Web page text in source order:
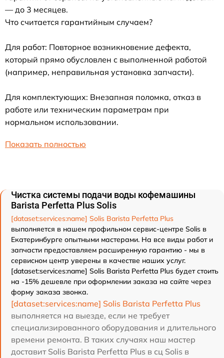
— до 3 месяцев.
Что считается гарантийным случаем?
Для работ: Повторное возникновение дефекта,
который прямо обусловлен с выполненной работой
(например, неправильная установка запчасти).
Для комплектующих: Внезапная поломка, отказ в
работе или техническим параметрам при
нормальном использовании.
Показать полностью
Чистка системы подачи воды кофемашины
Barista Perfetta Plus Solis
[dataset:services:name] Solis Barista Perfetta Plus
выполняется в нашем профильном сервис-центре Solis в
Екатеринбурге опытными мастерами. На все виды работ и
запчасти предоставляем расширенную гарантию - мы в
сервисном центр уверены в качестве наших услуг.
[dataset:services:name] Solis Barista Perfetta Plus будет стоить
на -15% дешевле при оформлении заказа на сайте через
форму заказа звонка.
[dataset:services:name] Solis Barista Perfetta Plus
выполняется на выезде, если не требует
специализированного оборудования и длительного
времени ремонта. В таких случаях наш мастер
доставит Solis Barista Perfetta Plus в сц Solis в